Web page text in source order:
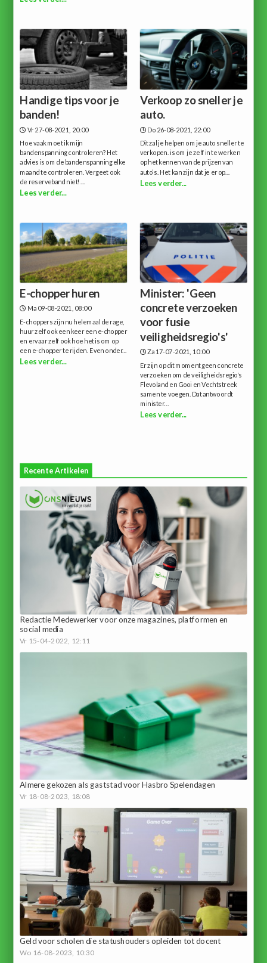
Handige tips voor je
banden!
Vr 27-08-2021, 20:00
Hoe vaak moet ik mijn
bandenspanning controleren? Het
advies is om de bandenspanning elke
maand te controleren. Vergeet ook
de reserveband niet!...
Lees verder...
Verkoop zo sneller je
auto.
Do 26-08-2021, 22:00
Dit zal je helpen om je auto sneller te
verkopen. is om je zelf in te werken
op het kennen van de prijzen van
auto’s. Het kan zijn dat je er op...
Lees verder...
E-chopper huren
Ma 09-08-2021, 08:00
E-choppers zijn nu helemaal de rage,
huur zelf ook een keer een e-chopper
en ervaar zelf ook hoe het is om op
een e-chopper te rijden. Even onder...
Lees verder...
Minister: 'Geen
concrete verzoeken
voor fusie
veiligheidsregio's'
Za 17-07-2021, 10:00
Er zijn op dit moment geen concrete
verzoeken om de veiligheidsregio's
Flevoland en Gooi en Vechtstreek
samen te voegen. Dat antwoordt
minister...
Lees verder...
Recente Artikelen
Redactie Medewerker voor onze magazines, platformen en
social media
Vr 15-04-2022, 12:11
Almere gekozen als gaststad voor Hasbro Spelendagen
Vr 18-08-2023, 18:08
Geld voor scholen die statushouders opleiden tot docent
Wo 16-08-2023, 10:30